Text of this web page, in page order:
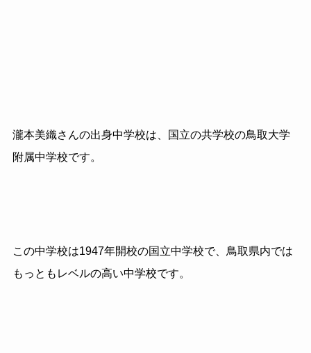
瀧本美織さんの出身中学校は、国立の共学校の鳥取大学
附属中学校です。
この中学校は1947年開校の国立中学校で、鳥取県内では
もっともレベルの高い中学校です。